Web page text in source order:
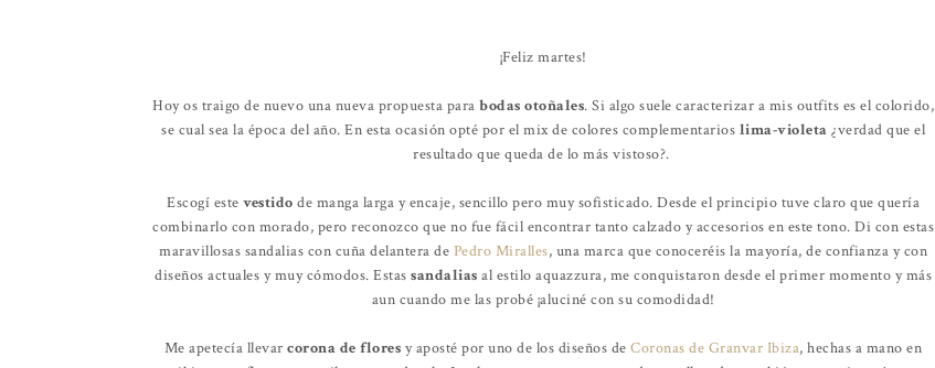
¡Feliz martes!
Hoy os traigo de nuevo una nueva propuesta para bodas otoñales. Si algo suele caracterizar a mis outfits es el colorido,
se cual sea la época del año. En esta ocasión opté por el mix de colores complementarios lima-violeta ¿verdad que el
resultado que queda de lo más vistoso?.
Escogí este vestido de manga larga y encaje, sencillo pero muy sofisticado. Desde el principio tuve claro que quería
combinarlo con morado, pero reconozco que no fue fácil encontrar tanto calzado y accesorios en este tono. Di con estas
maravillosas sandalias con cuña delantera de Pedro Miralles, una marca que conoceréis la mayoría, de confianza y con
diseños actuales y muy cómodos. Estas sandalias al estilo aquazzura, me conquistaron desde el primer momento y más
aun cuando me las probé ¡aluciné con su comodidad!
Me apetecía llevarcorona de flores y aposté por uno de los diseños deCoronas de Granvar Ibiza, hechas a mano en